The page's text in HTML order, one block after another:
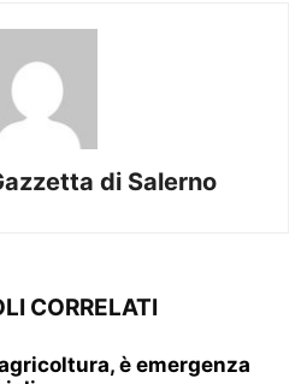
di Salerno
CORRELATI
è emergenza